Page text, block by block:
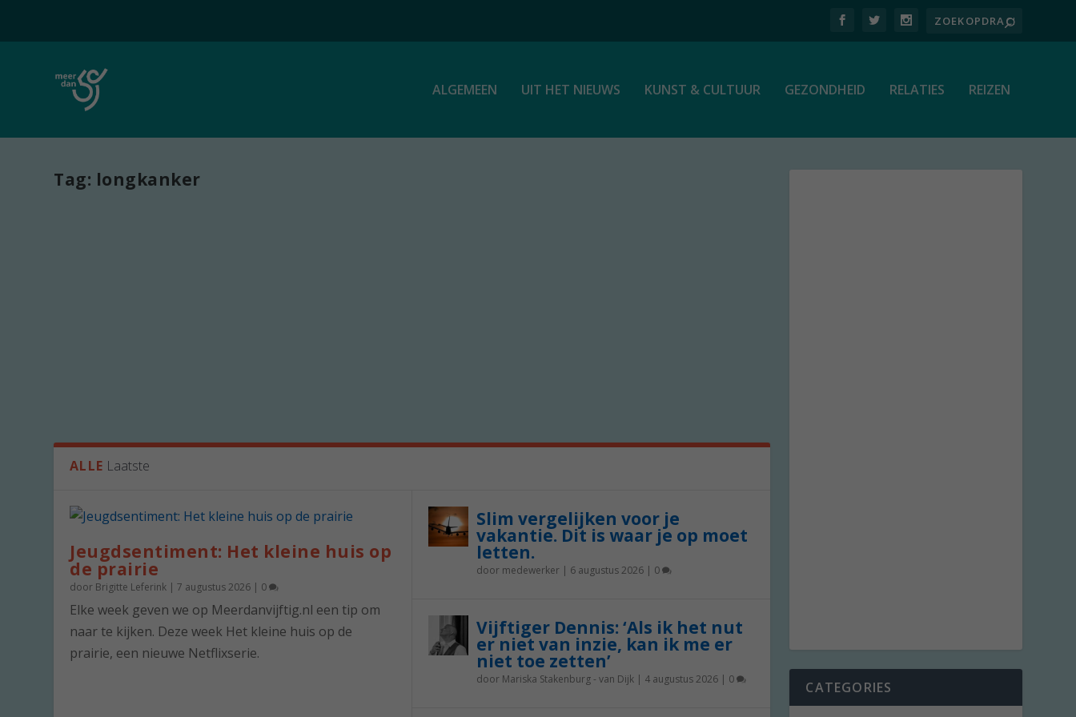
ALGEMEEN UIT HET NIEUWS KUNST & CULTUUR GEZONDHEID RELATIES REIZEN
Tag: longkanker
ALLE Laatste
Jeugdsentiment: Het kleine huis op
de prairie
door Brigitte Leferink |7 augustus 2026 | 0
Elke week geven we op Meerdanvijftig.nl een tip om
naar te kijken. Deze week Het kleine huis op de
prairie, een nieuwe Netflixserie.
Slim vergelijken voor je
vakantie. Dit is waar je op moet
letten.
door medewerker| 6 augustus 2026| 0
Vijftiger Dennis: ‘Als ik het nut
er niet van inzie, kan ik me er
niet toe zetten’
door Mariska Stakenburg - van Dijk| 4 augustus 2026| 0 CATEGORIES